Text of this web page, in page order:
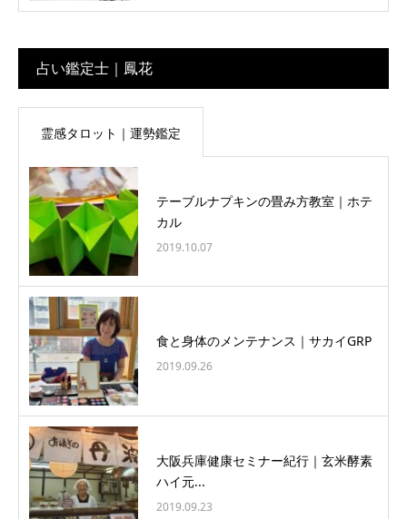
占い鑑定士｜鳳花
霊感タロット｜運勢鑑定
テーブルナプキンの畳み方教室｜ホテ
カル
2019.10.07
食と身体のメンテナンス｜サカイGRP
2019.09.26
大阪兵庫健康セミナー紀行｜玄米酵素
ハイ元...
2019.09.23